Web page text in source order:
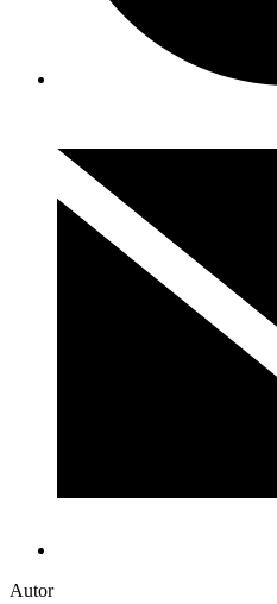
Autor